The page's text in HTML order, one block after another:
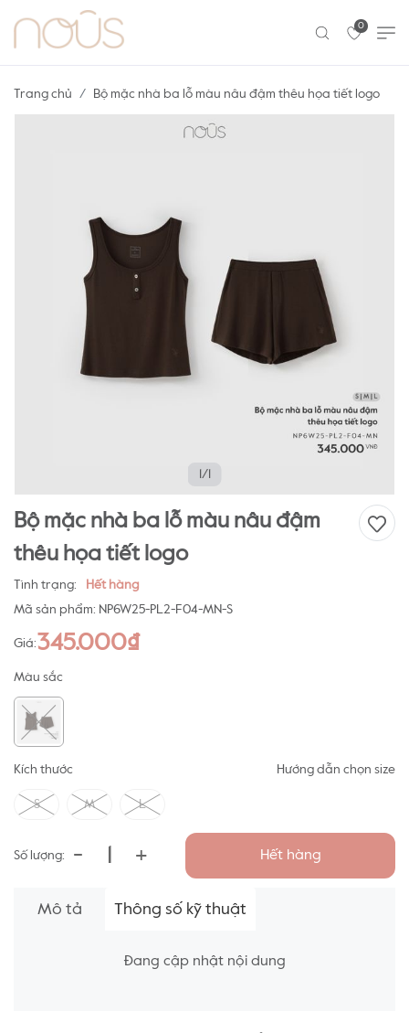
0
Trang chủ Bộ mặc nhà ba lỗ màu nâu đậm thêu họa tiết logo
1/1
Bộ mặc nhà ba lỗ màu nâu đậm
thêu họa tiết logo
Tình trạng:
Hết hàng
Mã sản phẩm: NP6W25-PL2-F04-MN-S
Giá:345.000₫
Màu sắc
Kích thước Hướng dẫn chọn size
S M L
Số lượng: - + Hết hàng
Mô tả Thông số kỹ thuật
Đang cập nhật nội dung